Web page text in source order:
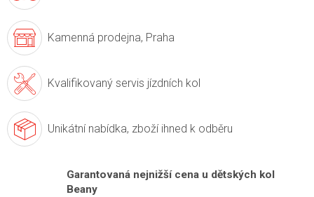
Kamenná prodejna, Praha
Kvalifikovaný servis jízdních kol
Unikátní nabídka, zboží ihned k odběru
Garantovaná nejnižší cena u dětských kol
Beany